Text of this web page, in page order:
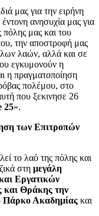
μας για την ειρήνη
ανησυχία μας για
πόλης μας και του
την αποστροφή μας
λαών, αλλά και σε
εγκυμονούν η
η πραγματοποίηση
πολέμου, στο
που ξεκινησε 26
25».
των Επιτροπών
το λαό της πόλης και
στη μεγάλη
Εργατικών
και Θράκης την
Πάρκο Ακαδημίας και